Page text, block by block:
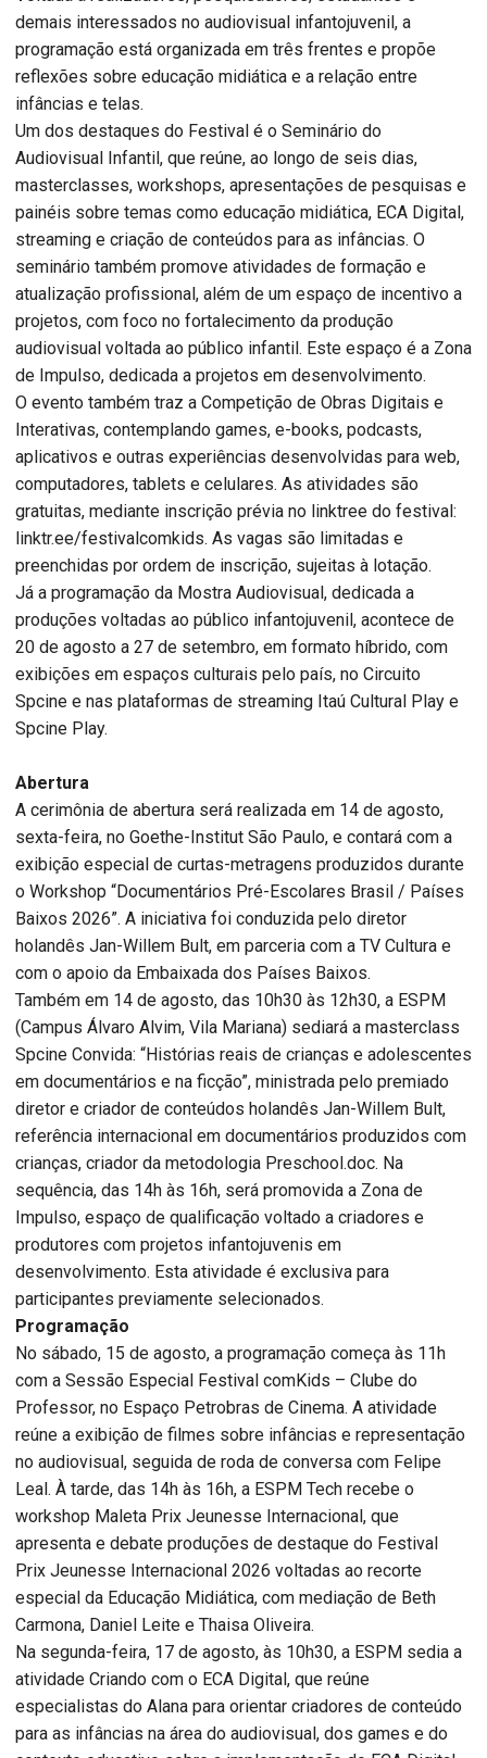
demais interessados no audiovisual infantojuvenil, a
programação está organizada em três frentes e propõe
reflexões sobre educação midiática e a relação entre
infâncias e telas.
Um dos destaques do Festival é o Seminário do
Audiovisual Infantil, que reúne, ao longo de seis dias,
masterclasses, workshops, apresentações de pesquisas e
painéis sobre temas como educação midiática, ECA Digital,
streaming e criação de conteúdos para as infâncias. O
seminário também promove atividades de formação e
atualização profissional, além de um espaço de incentivo a
projetos, com foco no fortalecimento da produção
audiovisual voltada ao público infantil. Este espaço é a Zona
de Impulso, dedicada a projetos em desenvolvimento.
O evento também traz a Competição de Obras Digitais e
Interativas, contemplando games, e-books, podcasts,
aplicativos e outras experiências desenvolvidas para web,
computadores, tablets e celulares. As atividades são
gratuitas, mediante inscrição prévia no linktree do festival:
linktr.ee/festivalcomkids. As vagas são limitadas e
preenchidas por ordem de inscrição, sujeitas à lotação.
Já a programação da Mostra Audiovisual, dedicada a
produções voltadas ao público infantojuvenil, acontece de
20 de agosto a 27 de setembro, em formato híbrido, com
exibições em espaços culturais pelo país, no Circuito
Spcine e nas plataformas de streaming Itaú Cultural Play e
Spcine Play.
Abertura
A cerimônia de abertura será realizada em 14 de agosto,
sexta-feira, no Goethe-Institut São Paulo, e contará com a
exibição especial de curtas-metragens produzidos durante
o Workshop “Documentários Pré-Escolares Brasil / Países
Baixos 2026”. A iniciativa foi conduzida pelo diretor
holandês Jan-Willem Bult, em parceria com a TV Cultura e
com o apoio da Embaixada dos Países Baixos.
Também em 14 de agosto, das 10h30 às 12h30, a ESPM
(Campus Álvaro Alvim, Vila Mariana) sediará a masterclass
Spcine Convida: “Histórias reais de crianças e adolescentes
em documentários e na ficção”, ministrada pelo premiado
diretor e criador de conteúdos holandês Jan-Willem Bult,
referência internacional em documentários produzidos com
crianças, criador da metodologia Preschool.doc. Na
sequência, das 14h às 16h, será promovida a Zona de
Impulso, espaço de qualificação voltado a criadores e
produtores com projetos infantojuvenis em
desenvolvimento. Esta atividade é exclusiva para
participantes previamente selecionados.
Programação
No sábado, 15 de agosto, a programação começa às 11h
com a Sessão Especial Festival comKids – Clube do
Professor, no Espaço Petrobras de Cinema. A atividade
reúne a exibição de filmes sobre infâncias e representação
no audiovisual, seguida de roda de conversa com Felipe
Leal. À tarde, das 14h às 16h, a ESPM Tech recebe o
workshop Maleta Prix Jeunesse Internacional, que
apresenta e debate produções de destaque do Festival
Prix Jeunesse Internacional 2026 voltadas ao recorte
especial da Educação Midiática, com mediação de Beth
Carmona, Daniel Leite e Thaisa Oliveira.
Na segunda-feira, 17 de agosto, às 10h30, a ESPM sedia a
atividade Criando com o ECA Digital, que reúne
especialistas do Alana para orientar criadores de conteúdo
para as infâncias na área do audiovisual, dos games e do